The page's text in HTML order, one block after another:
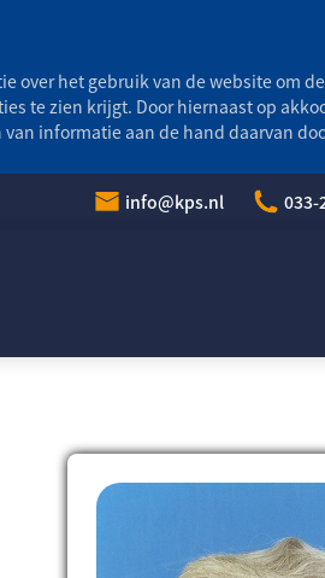
over het gebruik van de website om
te zien krijgt. Door hiernaast op
informatie aan de hand daarvan
info@kps.nl 033-